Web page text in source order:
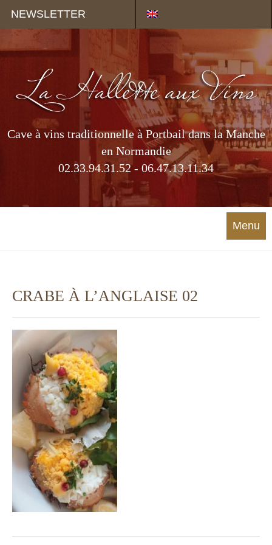
NEWSLETTER
Cave à vins traditionnelle à Portbail dans la Manche
en Normandie
02.33.94.31.52 - 06.47.13.11.34
Menu
CRABE À L’ANGLAISE 02
Panneau de gestion des cookies